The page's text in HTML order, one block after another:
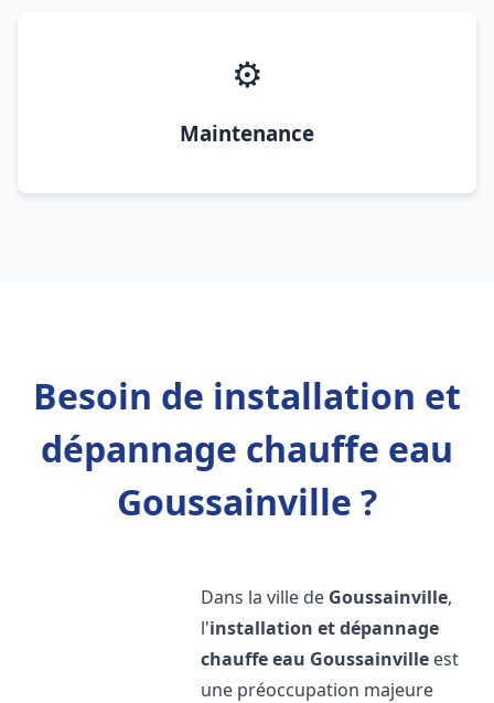
⚙️
Maintenance
Besoin de installation et
dépannage chauffe eau
Goussainville ?
Dans la ville de Goussainville,
l'installation et dépannage
chauffe eau Goussainville est
une préoccupation majeure